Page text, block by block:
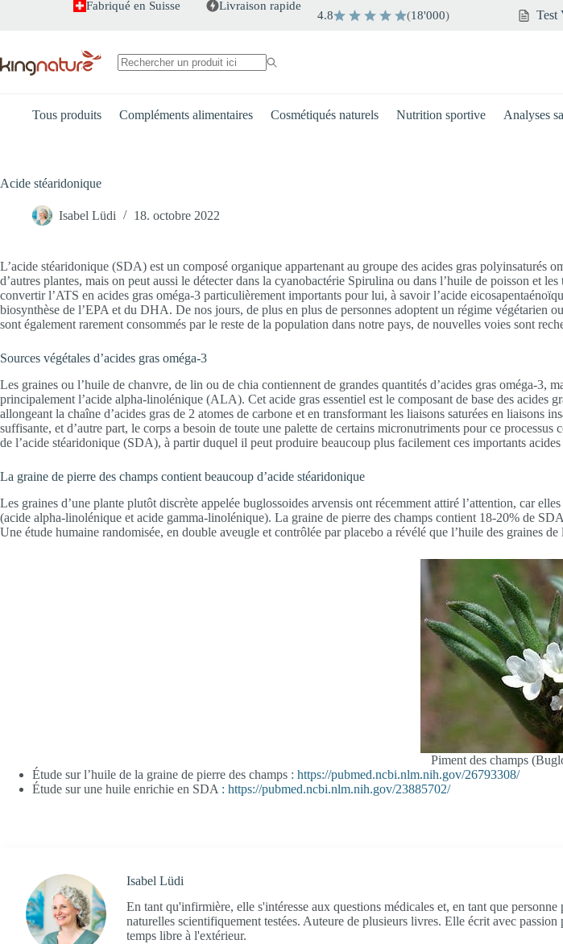
Fabriqué en Suisse Livraison rapide
4.8 (18'000) Test
Tous produits Compléments alimentaires Cosmétiqués naturels Nutrition sportive Analyses
Acide stéaridonique
Isabel Lüdi 18. octobre 2022
L’acide stéaridonique (SDA) est un composé organique appartenant au groupe des acides gras polyinsaturés
d’autres plantes, mais on peut aussi le détecter dans la cyanobactérie Spirulina ou dans l’huile de poisson et
convertir l’ATS en acides gras oméga-3 particulièrement importants pour lui, à savoir l’acide
biosynthèse de l’EPA et du DHA. De nos jours, de plus en plus de personnes adoptent un régime végétarien
sont également rarement consommés par le reste de la population dans notre pays, de nouvelles voies sont
Sources végétales d’acides gras oméga-3
Les graines ou l’huile de chanvre, de lin ou de chia contiennent de grandes quantités d’acides gras oméga-3,
principalement l’acide alpha-linolénique (ALA). Cet acide gras essentiel est le composant de base des
allongeant la chaîne d’acides gras de 2 atomes de carbone et en transformant les liaisons saturées en liaisons
suffisante, et d’autre part, le corps a besoin de toute une palette de certains micronutriments pour ce
de l’acide stéaridonique (SDA), à partir duquel il peut produire beaucoup plus facilement ces importants acides
La graine de pierre des champs contient beaucoup d’acide stéaridonique
Les graines d’une plante plutôt discrète appelée buglossoides arvensis ont récemment attiré l’attention, car
(acide alpha-linolénique et acide gamma-linolénique). La graine de pierre des champs contient 18-20% de
Une étude humaine randomisée, en double aveugle et contrôlée par placebo a révélé que l’huile des graines
Piment des champs
Étude sur l’huile de la graine de pierre des champs : https://pubmed.ncbi.nlm.nih.gov/26793308/
Étude sur une huile enrichie en SDA : https://pubmed.ncbi.nlm.nih.gov/23885702/
Isabel Lüdi
En tant qu'infirmière, elle s'intéresse aux questions médicales et, en tant que
naturelles scientifiquement testées. Auteure de plusieurs livres. Elle écrit avec
temps libre à l'extérieur.